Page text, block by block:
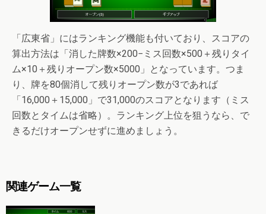
「広東省」にはランキング機能も付いており、スコアの
算出方法は「消した牌数×200−ミス回数×500＋残りタイ
ム×10＋残りオープン数×5000」となっています。つま
り、牌を80個消して残りオープン数が3であれば
「16,000＋15,000」で31,000のスコアとなります（ミス
回数とタイムは省略）。ランキング上位を狙うなら、で
きるだけオープンせずに進めましょう。
関連ゲーム一覧